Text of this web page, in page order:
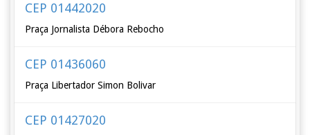
CEP 01442020
Praça Jornalista Débora Rebocho
CEP 01436060
Praça Libertador Simon Bolivar
CEP 01427020